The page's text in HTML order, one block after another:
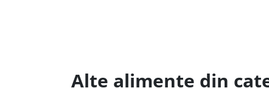
Alte alimente din